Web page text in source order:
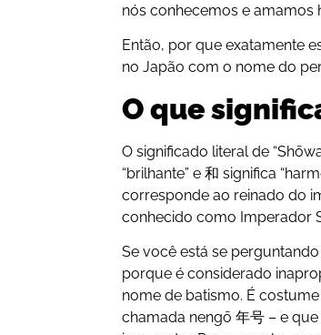
nós conhecemos e amamos
Então, por que exatamente
no Japão com o nome do
O que
O significado literal de
“brilhante” e 和 significa
corresponde ao reinado do
conhecido como Imperador
Se você está se
porque é considerado
nome de batismo. É
chamada nengō 年号 – e